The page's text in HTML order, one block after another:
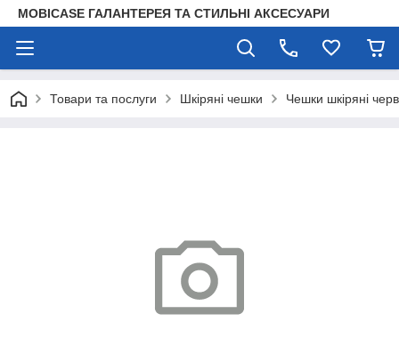
MOBICASE ГАЛАНТЕРЕЯ ТА СТИЛЬНІ АКСЕСУАРИ
Товари та послуги Шкіряні чешки Чешки шкіряні